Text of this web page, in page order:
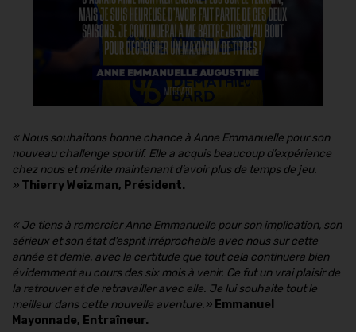
« Nous souhaitons bonne chance à Anne Emmanuelle pour son
nouveau challenge sportif. Elle a acquis beaucoup d’expérience
chez nous et mérite maintenant d’avoir plus de temps de jeu.
» Thierry Weizman, Président.
« Je tiens à remercier Anne Emmanuelle pour son implication, son
sérieux et son état d’esprit irréprochable avec nous sur cette
année et demie, avec la certitude que tout cela continuera bien
évidemment au cours des six mois à venir. Ce fut un vrai plaisir de
la retrouver et de retravailler avec elle. Je lui souhaite tout le
meilleur dans cette nouvelle aventure.» Emmanuel
Mayonnade, Entraîneur.